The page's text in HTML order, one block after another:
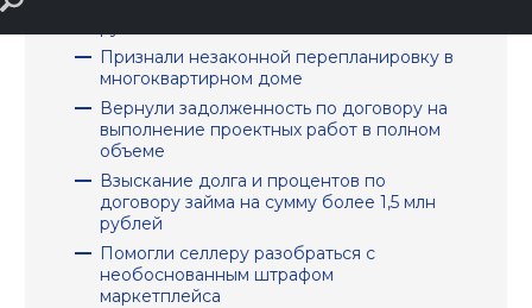
Признали незаконной перепланировку в
многоквартирном доме
Вернули задолженность по договору на
выполнение проектных работ в полном
объеме
Взыскание долга и процентов по
договору займа на сумму более 1,5 млн
рублей
Помогли селлеру разобраться с
необоснованным штрафом
маркетплейса